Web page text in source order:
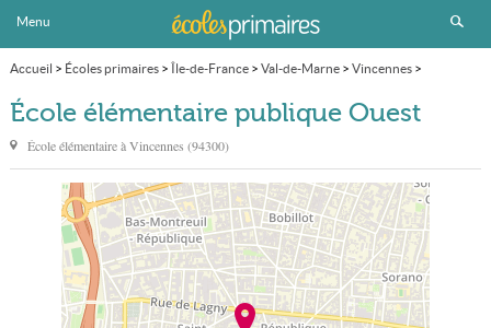
Menu
Accueil > Écoles primaires> Île-de-France> Val-de-Marne> Vincennes>
École élémentaire publique Ouest
École élémentaire publique Ouest
École élémentaire àVincennes (94300)